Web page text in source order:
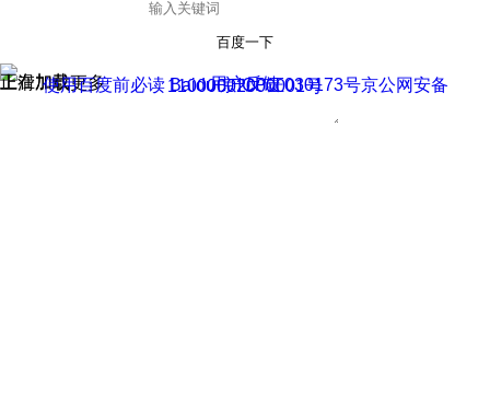
百度一下
正在加载
上滑加载更多 用户反馈
使用百度前必读 Baidu 京ICP证030173号
京公网安备11000002000001号